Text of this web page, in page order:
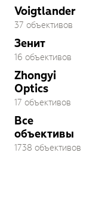
Voigtlander
37 объективов
Зенит
16 объективов
Zhongyi
Optics
17 объективов
Все
объективы
1738 объективов